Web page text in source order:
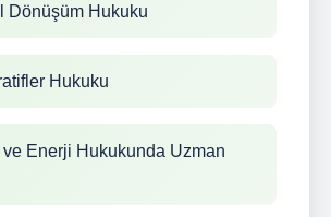
Dönüşüm Hukuku
Hukuku
ve Enerji Hukukunda Uzman